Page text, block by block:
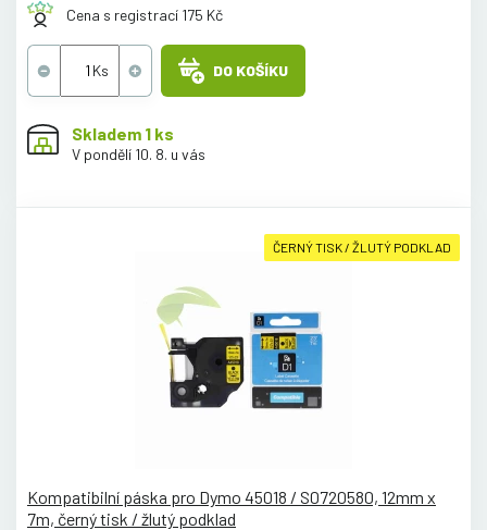
Cena s registrací 175 Kč
DO KOŠÍKU
Skladem 1 ks
V pondělí 10. 8. u vás
ČERNÝ TISK / ŽLUTÝ PODKLAD
Kompatibilní páska pro Dymo 45018 / S0720580, 12mm x
7m, černý tisk / žlutý podklad